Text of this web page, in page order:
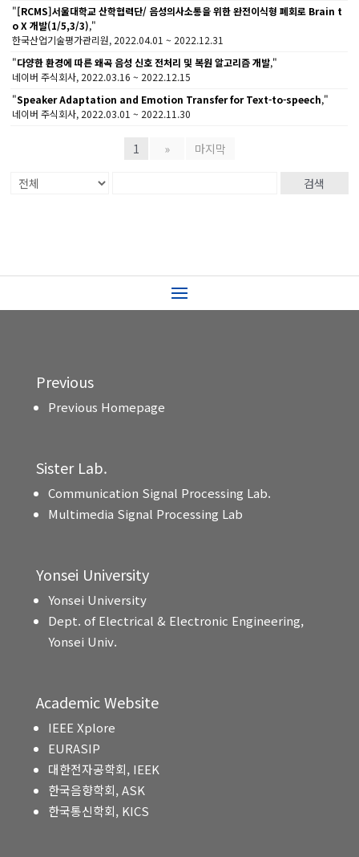
"[RCMS]서울대학교 산학협력단/ 음성의사소통을 위한 완전이식형 폐회로 Brain t
o X 개발(1/5,3/3),"
한국산업기술평가관리원, 2022.04.01 ~ 2022.12.31
"다양한 환경에 따른 왜곡 음성 신호 전처리 및 복원 알고리즘 개발,"
네이버 주식회사, 2022.03.16 ~ 2022.12.15
"Speaker Adaptation and Emotion Transfer for Text-to-speech,"
네이버 주식회사, 2022.03.01 ~ 2022.11.30
1 » 마지막
검색
Previous
Previous Homepage
Sister Lab.
Communication Signal Processing Lab.
Multimedia Signal Processing Lab
Yonsei University
Yonsei University
Dept. of Electrical & Electronic Engineering,
Yonsei Univ.
Academic Website
IEEE Xplore
EURASIP
대한전자공학회, IEEK
한국음향학회, ASK
한국통신학회, KICS